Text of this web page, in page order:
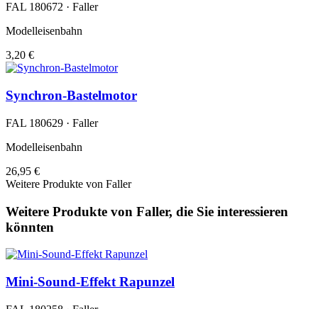
FAL 180672 · Faller
Modelleisenbahn
3,20 €
Synchron-Bastelmotor
FAL 180629 · Faller
Modelleisenbahn
26,95 €
Weitere Produkte von Faller
Weitere Produkte von Faller, die Sie interessieren
könnten
Mini-Sound-Effekt Rapunzel